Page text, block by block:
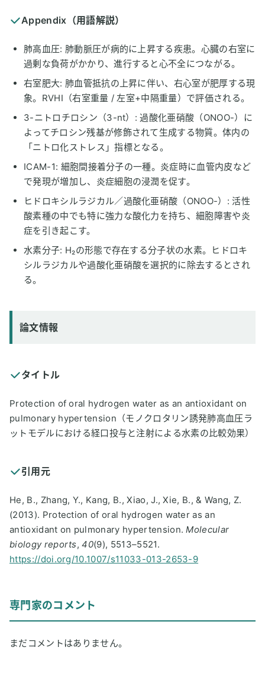
Appendix（用語解説）
肺高血圧: 肺動脈圧が病的に上昇する疾患。心臓の右室に
過剰な負荷がかかり、進行すると心不全につながる。
右室肥大: 肺血管抵抗の上昇に伴い、右心室が肥厚する現
象。RVHI（右室重量 / 左室+中隔重量）で評価される。
3-ニトロチロシン（3-nt）: 過酸化亜硝酸（ONOO-）に
よってチロシン残基が修飾されて生成する物質。体内の
「ニトロ化ストレス」指標となる。
ICAM-1: 細胞間接着分子の一種。炎症時に血管内皮など
で発現が増加し、炎症細胞の浸潤を促す。
ヒドロキシルラジカル／過酸化亜硝酸（ONOO-）: 活性
酸素種の中でも特に強力な酸化力を持ち、細胞障害や炎
症を引き起こす。
水素分子: H₂の形態で存在する分子状の水素。ヒドロキ
シルラジカルや過酸化亜硝酸を選択的に除去するとされ
る。
論文情報
タイトル
Protection of oral hydrogen water as an antioxidant on
pulmonary hypertension（モノクロタリン誘発肺高血圧ラ
ットモデルにおける経口投与と注射による水素の比較効果）
引用元
He, B., Zhang, Y., Kang, B., Xiao, J., Xie, B., & Wang, Z.
(2013). Protection of oral hydrogen water as an
antioxidant on pulmonary hypertension.Molecular
biology reports,40(9), 5513–5521.
https://doi.org/10.1007/s11033-013-2653-9
専門家のコメント
まだコメントはありません。